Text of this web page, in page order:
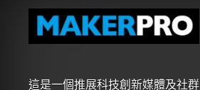
這是一個推展科技創新媒體及社群